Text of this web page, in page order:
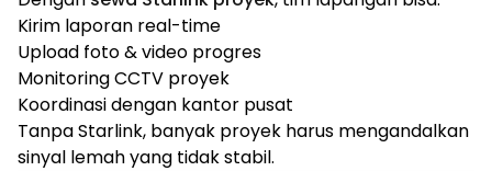
Kirim laporan real-time
Upload foto & video progres
Monitoring CCTV proyek
Koordinasi dengan kantor pusat
Tanpa Starlink, banyak proyek harus mengandalkan
sinyal lemah yang tidak stabil.